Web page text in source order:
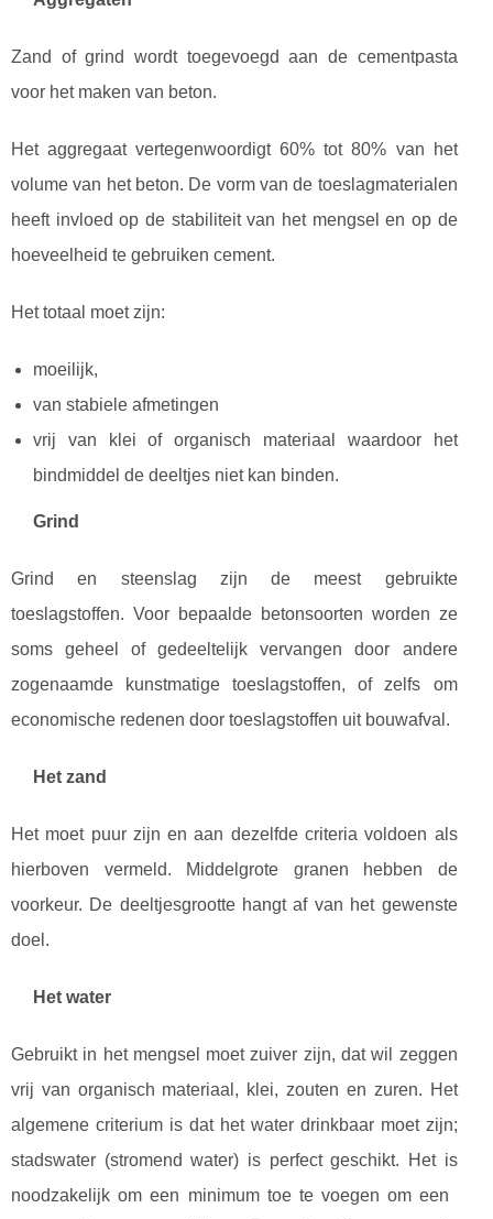
Zand of grind wordt toegevoegd aan de cementpasta
voor het maken van beton.
Het aggregaat vertegenwoordigt 60% tot 80% van het
volume van het beton. De vorm van de toeslagmaterialen
heeft invloed op de stabiliteit van het mengsel en op de
hoeveelheid te gebruiken cement.
Het totaal moet zijn:
moeilijk,
van stabiele afmetingen
vrij van klei of organisch materiaal waardoor het
bindmiddel de deeltjes niet kan binden.
Grind
Grind en steenslag zijn de meest gebruikte
toeslagstoffen. Voor bepaalde betonsoorten worden ze
soms geheel of gedeeltelijk vervangen door andere
zogenaamde kunstmatige toeslagstoffen, of zelfs om
economische redenen door toeslagstoffen uit bouwafval.
Het zand
Het moet puur zijn en aan dezelfde criteria voldoen als
hierboven vermeld. Middelgrote granen hebben de
voorkeur. De deeltjesgrootte hangt af van het gewenste
doel.
Het water
Gebruikt in het mengsel moet zuiver zijn, dat wil zeggen
vrij van organisch materiaal, klei, zouten en zuren. Het
algemene criterium is dat het water drinkbaar moet zijn;
stadswater (stromend water) is perfect geschikt. Het is
noodzakelijk om een ​​minimum toe te voegen om een ​​